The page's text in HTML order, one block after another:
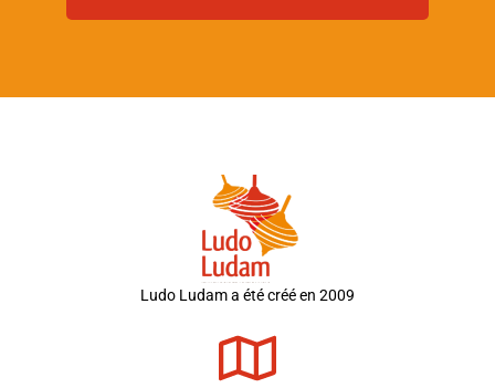
Ludo Ludam a été créé en 2009